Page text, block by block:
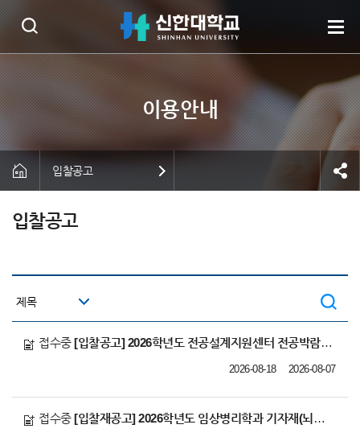
입찰공고
입찰공고
접수중 [입찰공고] 2026학년도 전공설계지원센터 전공박람회 대행 업체 선정
2026-08-07
2026-08-18
접수중 [입찰재공고] 2026학년도 임상병리학과 기자재(뇌파 검사기) 납품 업체 선정